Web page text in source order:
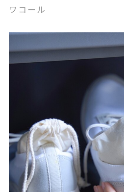
ワコール